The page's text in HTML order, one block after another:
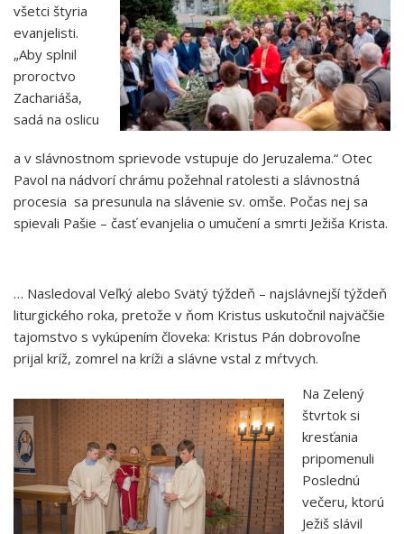
všetci štyria
evanjelisti.
„Aby splnil
proroctvo
Zachariáša,
sadá na oslicu
a v slávnostnom sprievode vstupuje do Jeruzalema.“ Otec
Pavol na nádvorí chrámu požehnal ratolesti a slávnostná
procesia sa presunula na slávenie sv. omše. Počas nej sa
spievali Pašie – časť evanjelia o umučení a smrti Ježiša Krista.
… Nasledoval Veľký alebo Svätý týždeň – najslávnejší týždeň
liturgického roka, pretože v ňom Kristus uskutočnil najväčšie
tajomstvo s vykúpením človeka: Kristus Pán dobrovoľne
prijal kríž, zomrel na kríži a slávne vstal z mŕtvych.
Na Zelený
štvrtok si
kresťania
pripomenuli
Poslednú
večeru, ktorú
Ježiš slávil